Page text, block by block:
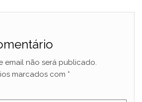
email não será publicado.
marcados com *